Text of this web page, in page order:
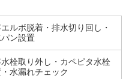
エルボ脱着・排水切り回し・
ン設置
水栓取り外し・カペピタ水栓
水漏れチェック